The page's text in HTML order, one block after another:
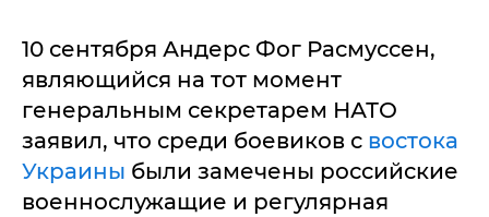
10 сентября Андерс Фог Расмуссен,
являющийся на тот момент
генеральным секретарем НАТО
заявил, что среди боевиков с востока
Украины были замечены российские
военнослужащие и регулярная